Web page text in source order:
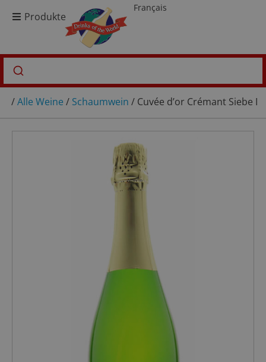
Produkte
Français
/Alle Weine / Schaumwein / Cuvée d’or Crémant Siebe